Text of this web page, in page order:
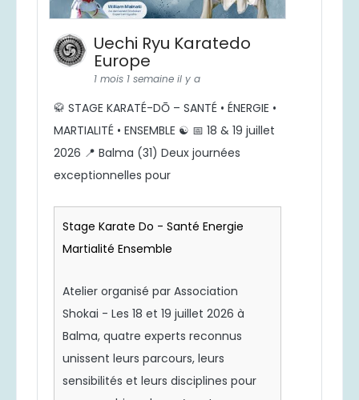
Uechi Ryu Karatedo
Europe
1 mois 1 semaine il y a
🥋 STAGE KARATÉ-DŌ – SANTÉ • ÉNERGIE •
MARTIALITÉ • ENSEMBLE ☯️ 📅 18 & 19 juillet
2026 📍 Balma (31) Deux journées
exceptionnelles pour
Stage Karate Do - Santé Energie
Martialité Ensemble
Atelier organisé par Association
Shokai - Les 18 et 19 juillet 2026 à
Balma, quatre experts reconnus
unissent leurs parcours, leurs
sensibilités et leurs disciplines pour